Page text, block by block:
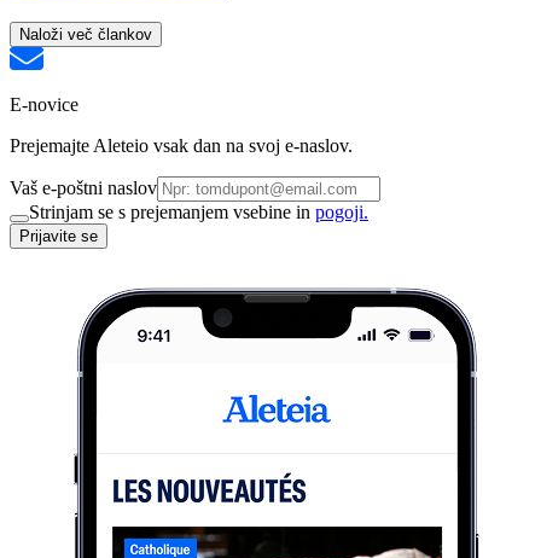
Naloži več člankov
E-novice
Prejemajte Aleteio vsak dan na svoj e-naslov.
Vaš e-poštni naslov
Strinjam se s prejemanjem vsebine in pogoji.
Prijavite se